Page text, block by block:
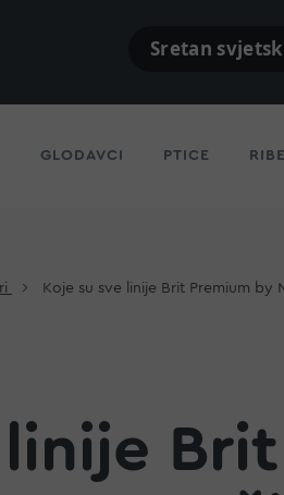
Sretan
GLODAVCI PTICE
Koje su sve linije Brit Premium by
linije